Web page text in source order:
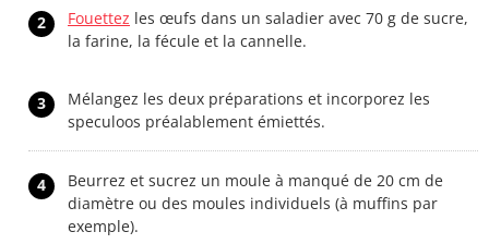
2 Fouettez les œufs dans un saladier avec 70 g de sucre,
la farine, la fécule et la cannelle.
3
Mélangez les deux préparations et incorporez les
speculoos préalablement émiettés.
4
Beurrez et sucrez un moule à manqué de 20 cm de
diamètre ou des moules individuels (à muffins par
exemple).